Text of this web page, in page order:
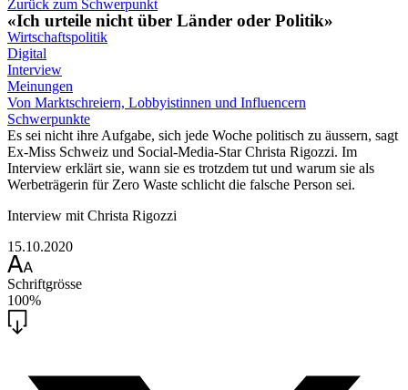
Zurück zum Schwerpunkt
«Ich urteile nicht über Länder oder Politik»
Wirtschaftspolitik
Digital
Interview
Meinungen
Von Marktschreiern, Lobbyistinnen und Influencern
Schwerpunkte
Es sei nicht ihre Aufgabe, sich jede Woche politisch zu äussern, sagt
Ex-Miss Schweiz und Social-Media-Star Christa Rigozzi. Im
Interview erklärt sie, wann sie es trotzdem tut und warum sie als
Werbeträgerin für Zero Waste schlicht die falsche Person sei.
Interview mit Christa Rigozzi
15.10.2020
Schriftgrösse
100%